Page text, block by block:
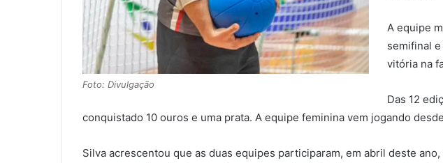
Foto: Divulgação
A equipe
semifinal
vitória na
Das 12
conquistado 10 ouros e uma prata. A equipe feminina vem jogando
Silva acrescentou que as duas equipes participaram, em abril deste